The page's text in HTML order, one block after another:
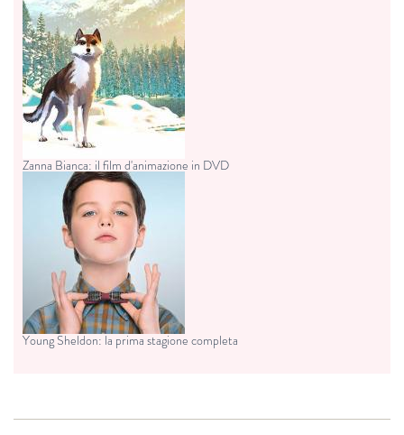
Zanna Bianca: il film d'animazione in DVD
Young Sheldon: la prima stagione completa